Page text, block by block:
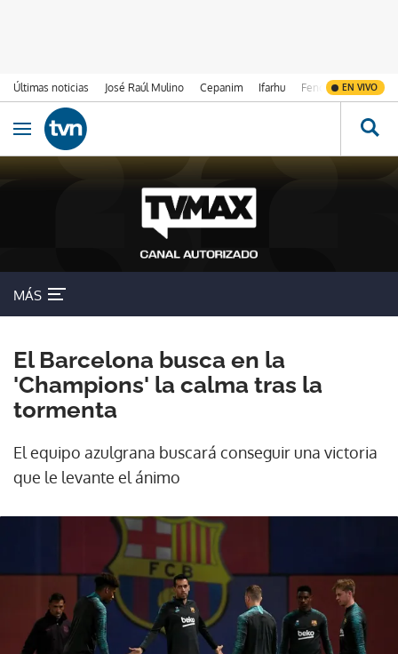
Últimas noticias José Raúl Mulino Cepanim Ifarhu Fenómeno de El
EN VIVO
Ir al contenido
Obrir navegació
MÁS
El Barcelona busca en la
'Champions' la calma tras la
tormenta
El equipo azulgrana buscará conseguir una victoria
que le levante el ánimo